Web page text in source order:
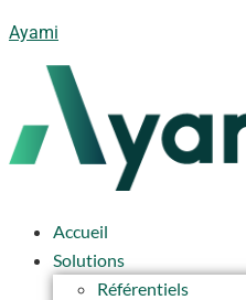
Ayami
Accueil
Solutions
Référentiels